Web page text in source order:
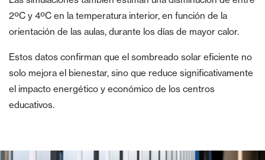
2ºC y 4ºC en la temperatura interior, en función de la
orientación de las aulas, durante los días de mayor calor.
Estos datos confirman que el sombreado solar eficiente no
solo mejora el bienestar, sino que reduce significativamente
el impacto energético y económico de los centros
educativos.